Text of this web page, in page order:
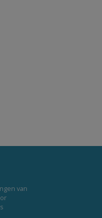
van